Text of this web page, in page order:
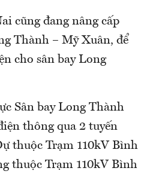
cũng đang nâng cấp
Thành – Mỹ Xuân, để
cho sân bay Long
Sân bay Long Thành
thông qua 2 tuyến
thuộc Trạm 110kV Bình
thuộc Trạm 110kV Bình